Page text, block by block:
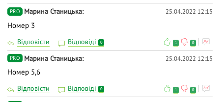
PRO Марина Станицька 25.04.2022 12:15
Номер 3
Відповісти Відповіді 0 1 0
PRO Марина Станицька 25.04.2022 12:15
Номер 5,6
Відповісти Відповіді 0 1 0